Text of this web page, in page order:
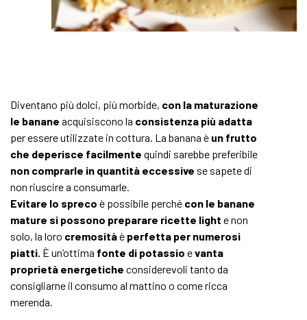
Diventano più dolci, più morbide, con la maturazione
le banane acquisiscono la consistenza più adatta
per essere utilizzate in cottura. La banana è un frutto
che deperisce facilmente quindi sarebbe preferibile
non comprarle in quantità eccessive se sapete di
non riuscire a consumarle.
Evitare lo spreco è possibile perché con le banane
mature si possono preparare ricette light e non
solo, la loro cremositàè perfetta per numerosi
piatti. È un’ottima fonte di potassio evanta
proprietà energetiche considerevoli tanto da
consigliarne il consumo al mattino o come ricca
merenda.